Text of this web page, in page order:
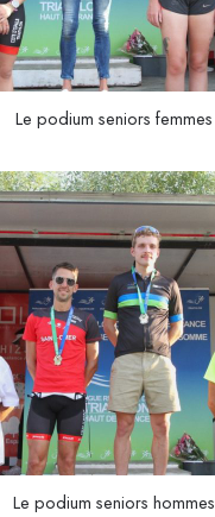
Le podium seniors femmes
Le podium seniors hommes